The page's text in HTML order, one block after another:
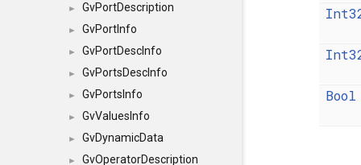
► GvPortDescription
► GvPortInfo
► GvPortDescInfo
► GvPortsDescInfo
► GvPortsInfo
► GvValuesInfo
► GvDynamicData
► GvOperatorDescription
Bool